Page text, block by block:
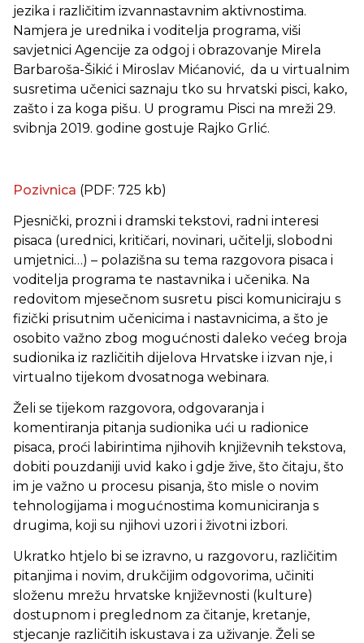
jezika i različitim izvannastavnim aktivnostima.
Namjera je urednika i voditelja programa, viši
savjetnici Agencije za odgoj i obrazovanje Mirela
Barbaroša-Šikić i Miroslav Mićanović, da u virtualnim
susretima učenici saznaju tko su hrvatski pisci, kako,
zašto i za koga pišu. U programu Pisci na mreži 29.
svibnja 2019. godine gostuje Rajko Grlić.
Pozivnica (PDF: 725 kb)
Pjesnički, prozni i dramski tekstovi, radni interesi
pisaca (urednici, kritičari, novinari, učitelji, slobodni
umjetnici…) – polazišna su tema razgovora pisaca i
voditelja programa te nastavnika i učenika. Na
redovitom mjesečnom susretu pisci komuniciraju s
fizički prisutnim učenicima i nastavnicima, a što je
osobito važno zbog mogućnosti daleko većeg broja
sudionika iz različitih dijelova Hrvatske i izvan nje, i
virtualno tijekom dvosatnoga webinara.
Želi se tijekom razgovora, odgovaranja i
komentiranja pitanja sudionika ući u radionice
pisaca, proći labirintima njihovih književnih tekstova,
dobiti pouzdaniji uvid kako i gdje žive, što čitaju, što
im je važno u procesu pisanja, što misle o novim
tehnologijama i mogućnostima komuniciranja s
drugima, koji su njihovi uzori i životni izbori.
Ukratko htjelo bi se izravno, u razgovoru, različitim
pitanjima i novim, drukčijim odgovorima, učiniti
složenu mrežu hrvatske književnosti (kulture)
dostupnom i preglednom za čitanje, kretanje,
stjecanje različitih iskustava i za uživanje. Želi se